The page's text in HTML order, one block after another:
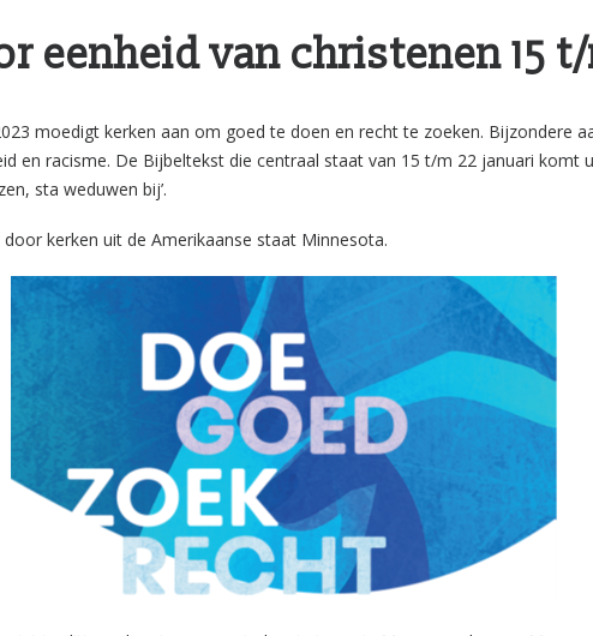
eenheid van christenen 15
moedigt kerken aan om goed te doen en recht te zoeken. Bijzondere
en racisme. De Bijbeltekst die centraal staat van 15 t/m 22 januari komt
sta weduwen bij’.
kerken uit de Amerikaanse staat Minnesota.